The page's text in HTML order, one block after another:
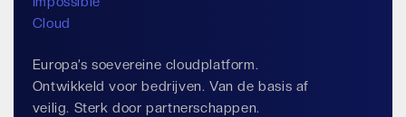
Europa’s soevereine cloudplatform.
Ontwikkeld voor bedrijven. Van de basis af
veilig. Sterk door partnerschappen.